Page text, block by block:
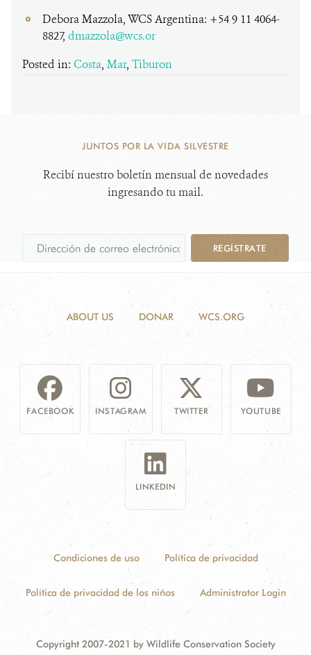
Debora Mazzola, WCS Argentina: +54 9 11 4064-
8827, dmazzola@wcs.or
Posted in: Costa, Mar, Tiburon
JUNTOS POR LA VIDA SILVESTRE
Recibí nuestro boletín mensual de novedades
ingresando tu mail.
REGÍSTRATE
ABOUT US DONAR WCS.ORG
FACEBOOK INSTAGRAM TWITTER YOUTUBE
LINKEDIN
Condiciones de uso Política de privacidad
Política de privacidad de los niños Administrator Login
Copyright 2007-2021 by Wildlife Conservation Society